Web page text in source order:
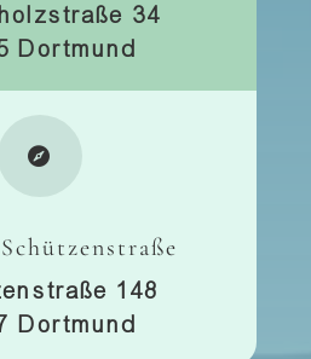
34
Dortmund

148
Dortmund